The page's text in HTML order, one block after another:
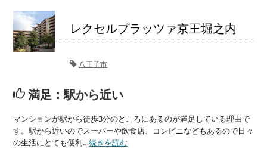
レクセルプラッツァ京王堀之内
八王子市
満足：駅から近い
マンションが駅から徒歩3分のところにあるのが満足している理由で
す。駅から近いのでスーパーや飲食店、コンビニなどもあるので日々
の生活にとても便利…続きを読む